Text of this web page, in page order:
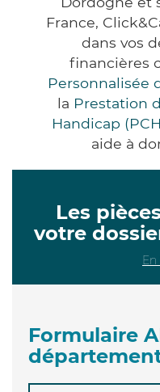
France,
dans vos
financières
Personnalisée
la Prestation
Handicap
aide à
Les
votre
En
Formulaire